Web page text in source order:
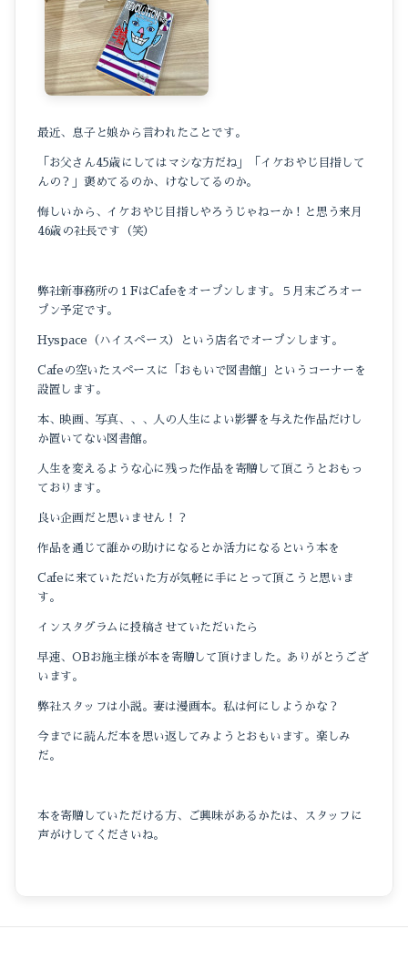
最近、息子と娘から言われたことです。
「お父さん45歳にしてはマシな方だね」「イケおやじ目指して
んの？」褒めてるのか、けなしてるのか。
悔しいから、イケおやじ目指しやろうじゃねーか！と思う来月
46歳の社長です（笑）
弊社新事務所の１FはCafeをオープンします。５月末ごろオー
プン予定です。
Hyspace（ハイスペース）という店名でオープンします。
Cafeの空いたスペースに「おもいで図書館」というコーナーを
設置します。
本、映画、写真、、、人の人生によい影響を与えた作品だけし
か置いてない図書館。
人生を変えるような心に残った作品を寄贈して頂こうとおもっ
ております。
良い企画だと思いません！？
作品を通じて誰かの助けになるとか活力になるという本を
Cafeに来ていただいた方が気軽に手にとって頂こうと思いま
す。
インスタグラムに投稿させていただいたら
早速、OBお施主様が本を寄贈して頂けました。ありがとうござ
います。
弊社スタッフは小説。妻は漫画本。私は何にしようかな？
今までに読んだ本を思い返してみようとおもいます。楽しみ
だ。
本を寄贈していただける方、ご興味があるかたは、スタッフに
声がけしてくださいね。